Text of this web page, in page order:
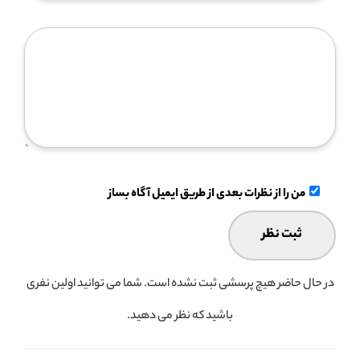
من را از نظرات بعدی از طریق ایمیل آگاه بساز
در حال حاضر هیچ پرسشی ثبت نشده است. شما می توانید اولین نفری
باشید که نظر می دهید.